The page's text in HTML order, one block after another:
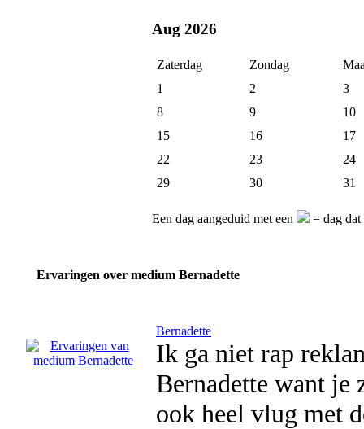
Aug 2026
Zaterdag Zondag
1
2
3
8
9
10
15
16
17
22
23
24
29
30 31
Een dag aangeduid met een = dag
Ervaringen over medium Bernadette
Bernadette
Ik ga niet rap
Bernadette want je
ook heel vlug met